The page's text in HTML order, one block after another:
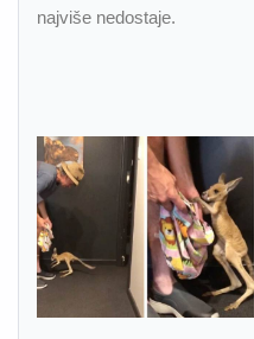
najviše nedostaje.